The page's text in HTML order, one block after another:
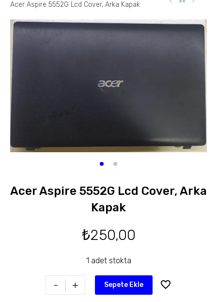
Acer Aspire 5552G Lcd Cover, Arka Kapak
Acer Aspire 5552G Lcd Cover, Arka
Kapak
₺250,00
1 adet stokta
- + Sepete Ekle